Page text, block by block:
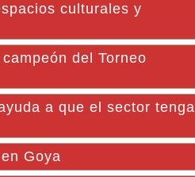
culturales y
del Torneo
a que el sector tenga
Goya